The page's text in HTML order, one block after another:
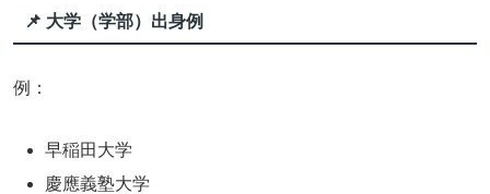
📌 大学（学部）出身例
例：
早稲田大学
慶應義塾大学